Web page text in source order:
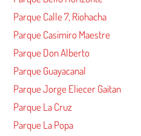
Parque Calle 7, Riohacha
Parque Casimiro Maestre
Parque Don Alberto
Parque Guayacanal
Parque Jorge Eliecer Gaitan
Parque La Cruz
Parque La Popa